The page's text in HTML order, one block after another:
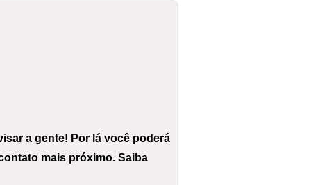
a gente! Por lá você poderá
mais próximo. Saiba